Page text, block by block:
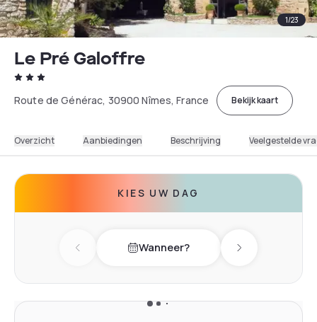
1/23
Le Pré Galoffre
Route de Générac, 30900 Nîmes, France Bekijk kaart
Overzicht Aanbiedingen Beschrijving Veelgestelde
KIES UW DAG
Previous dayWanneer? Next day